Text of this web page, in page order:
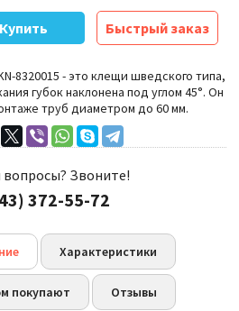
Быстрый заказ
8320015 - это клещи шведского типа,
губок наклонена под углом 45°. Он
труб диаметром до 60 мм.
Звоните!
372-55-72
Характеристики
покупают Отзывы